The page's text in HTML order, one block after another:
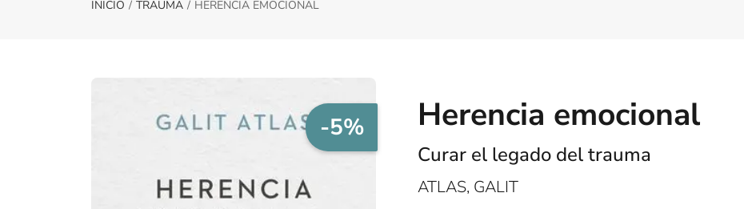
INICIO TRAUMA HERENCIA EMOCIONAL
-5% Herencia emocional
Curar el legado del trauma
ATLAS, GALIT